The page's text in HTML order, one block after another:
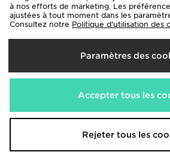
Livraison Vers
France
Nous acceptons les méthodes de
Visitez notre site corporate
à nos efforts de marketing. Les
ajustées à tout moment dans les
Consultez notre Politique d'utilisation des
Paramètres des
Accepter tous les
Rejeter tous les